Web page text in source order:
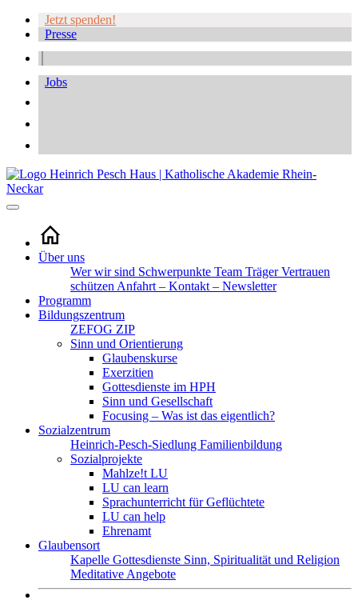
Jetzt spenden!
Presse
Jobs
Über uns
Wer wir sind Schwerpunkte Team TrägerVertrauen
schützen Anfahrt – Kontakt – Newsletter
Programm
Bildungszentrum
ZEFOG ZIP
Sinn und Orientierung
Glaubenskurse
Exerzitien
Gottesdienste im HPH
Sinn und Gesellschaft
Focusing – Was ist das eigentlich?
Sozialzentrum
Heinrich-Pesch-Siedlung Familienbildung
Sozialprojekte
Mahlze!t LU
LU can learn
Sprachunterricht für Geflüchtete
LU can help
Ehrenamt
Glaubensort
Kapelle Gottesdienste Sinn, Spiritualität und Religion
Meditative Angebote